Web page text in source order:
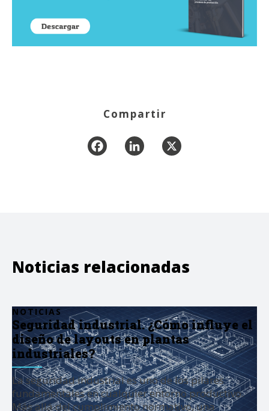
Compartir
FacebookLinkedIn
Noticias relacionadas
NOTICIAS
Seguridad industrial. ¿Cómo influye el
diseño de layouts en plantas
industriales?
La seguridad industrial es uno de los pilares
fundamentales en cualquier entorno productivo.
Más allá del cumplimiento normativo, una